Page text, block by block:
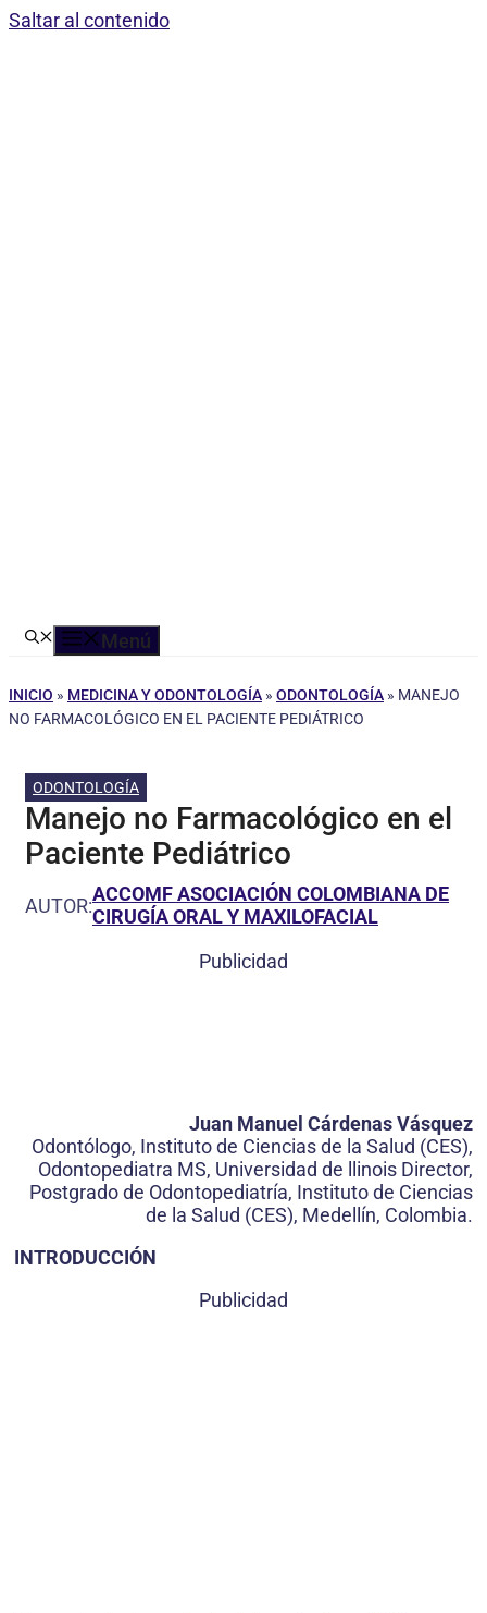
Saltar al contenido
Menú
INICIO » MEDICINA Y ODONTOLOGÍA » ODONTOLOGÍA » MANEJO
NO FARMACOLÓGICO EN EL PACIENTE PEDIÁTRICO
ODONTOLOGÍA
Manejo no Farmacológico en el
Paciente Pediátrico
AUTOR:ACCOMF ASOCIACIÓN COLOMBIANA DE
CIRUGÍA ORAL Y MAXILOFACIAL
Publicidad
Juan Manuel Cárdenas Vásquez
Odontólogo, Instituto de Ciencias de la Salud (CES),
Odontopediatra MS, Universidad de llinois Director,
Postgrado de Odontopediatría, Instituto de Ciencias
de la Salud (CES), Medellín, Colombia.
INTRODUCCIÓN
Publicidad